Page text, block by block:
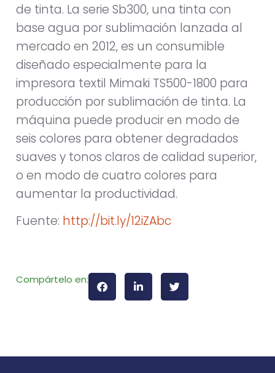
de tinta. La serie Sb300, una tinta con
base agua por sublimación lanzada al
mercado en 2012, es un consumible
diseñado especialmente para la
impresora textil Mimaki TS500-1800 para
producción por sublimación de tinta. La
máquina puede producir en modo de
seis colores para obtener degradados
suaves y tonos claros de calidad superior,
o en modo de cuatro colores para
aumentar la productividad.
Fuente: http://bit.ly/12iZAbc
Compártelo en: